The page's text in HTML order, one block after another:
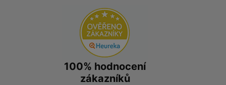
100% hodnocení
zákazníků